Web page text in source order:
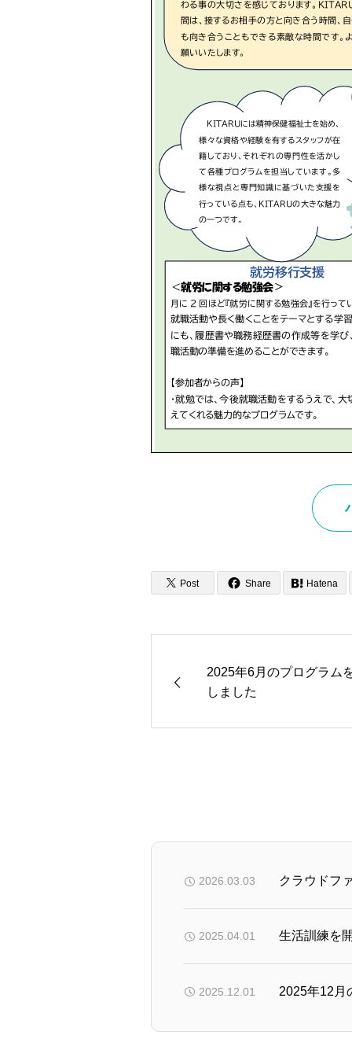
Post Share Hatena
2025年6月のプログラム
しました
2026.03.03 クラウドフ
2025.04.01 生活訓練を
2025.12.01 2025年12月